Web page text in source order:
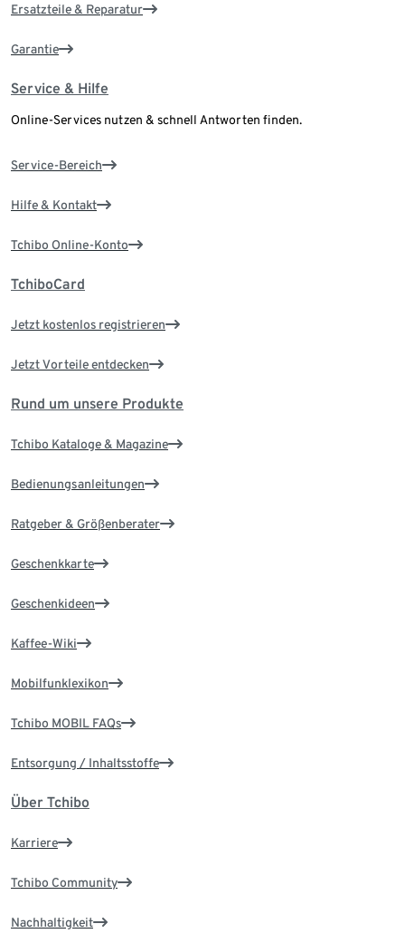
Ersatzteile & Reparatur
Garantie
Service & Hilfe
Online-Services nutzen & schnell Antworten finden.
Service-Bereich
Hilfe & Kontakt
Tchibo Online-Konto
TchiboCard
Jetzt kostenlos registrieren
Jetzt Vorteile entdecken
Rund um unsere Produkte
Tchibo Kataloge & Magazine
Bedienungsanleitungen
Ratgeber & Größenberater
Geschenkkarte
Geschenkideen
Kaffee-Wiki
Mobilfunklexikon
Tchibo MOBIL FAQs
Entsorgung / Inhaltsstoffe
Über Tchibo
Karriere
Tchibo Community
Nachhaltigkeit